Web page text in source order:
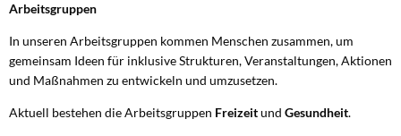
Arbeitsgruppen
In unseren Arbeitsgruppen kommen Menschen zusammen, um
gemeinsam Ideen für inklusive Strukturen, Veranstaltungen, Aktionen
und Maßnahmen zu entwickeln und umzusetzen.
Aktuell bestehen die Arbeitsgruppen Freizeitund Gesundheit.